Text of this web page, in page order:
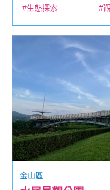
#生態探索 #
金山區